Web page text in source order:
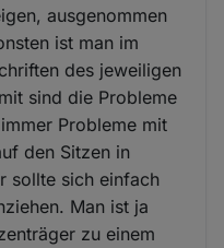
ausgenommen
ist man im
des jeweiligen
sind die Probleme
Probleme mit
den Sitzen in
sollte sich einfach
Man ist ja
zu einem